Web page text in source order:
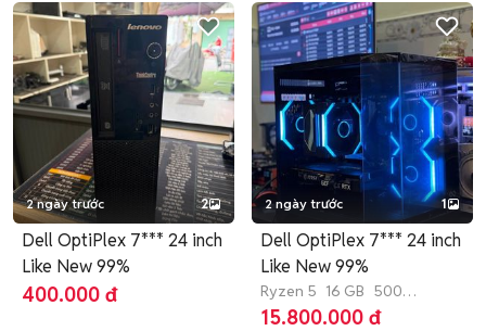
2 ngày trước 2
Dell OptiPlex 7*** 24 inch
Like New 99%
400.000 đ
2 ngày trước 1
Dell OptiPlex 7*** 24 inch
Like New 99%
Ryzen 5 16 GB 500
GB SSD
15.800.000 đ